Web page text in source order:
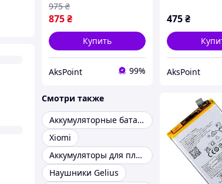
875₴
975 ₴
Купить
AksPoint 99%
475₴
AksPoint
Смотри также
Аккумуляторные батарейки
Xiomi
Аккумуляторы для планшетов
Наушники Gelius